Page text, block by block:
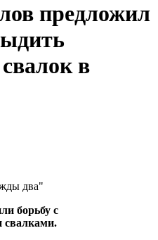
предложил
в
два"
борьбу с
свалками.